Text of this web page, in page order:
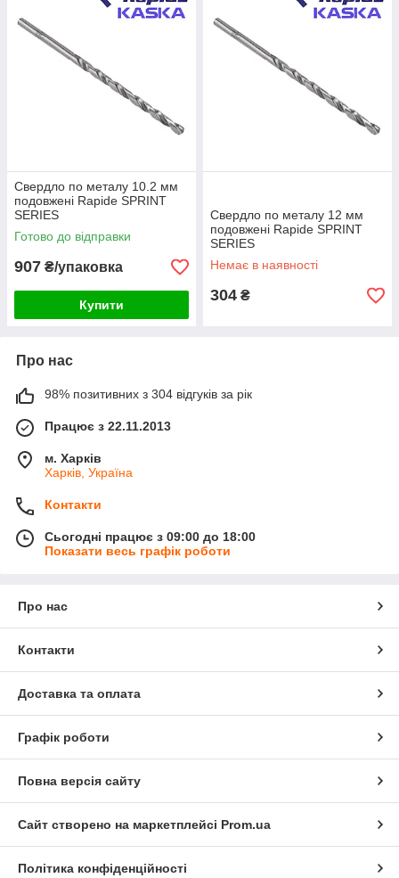
Свердло по металу 10.2 мм
подовжені Rapide SPRINT
SERIES
Готово до відправки
907 ₴/упаковка
Купити
Свердло по металу 12 мм
подовжені Rapide SPRINT
SERIES
Немає в наявності
304 ₴
Про нас
98% позитивних з 304 відгуків за рік
Працює з 22.11.2013
м. Харків
Харків, Україна
Контакти
Сьогодні працює з 09:00 до 18:00
Показати весь графік роботи
Про нас
Контакти
Доставка та оплата
Графік роботи
Повна версія сайту
Сайт створено на маркетплейсі Prom.ua
Політика конфіденційності